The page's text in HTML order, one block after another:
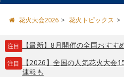
花火大会2026 花火トピックス
注目 【最新】8月開催の全国おすす
注目
【2026】全国の人気花火大会
速報も